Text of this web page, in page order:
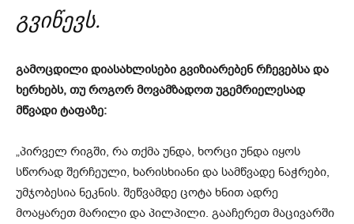
გვიწევს.
გამოცდილი დიასახლისები გვიზიარებენ რჩევებსა და
ხერხებს, თუ როგორ მოვამზადოთ უგემრიელესად
მწვადი ტაფაზე:
„პირველ რიგში, რა თქმა უნდა, ხორცი უნდა იყოს
სწორად შერჩეული, ხარისხიანი და სამწვადე ნაჭრები,
უმჯობესია ნეკნის. შეწვამდე ცოტა ხნით ადრე
მოაყარეთ მარილი და პილპილი. გააჩერეთ მაცივარში